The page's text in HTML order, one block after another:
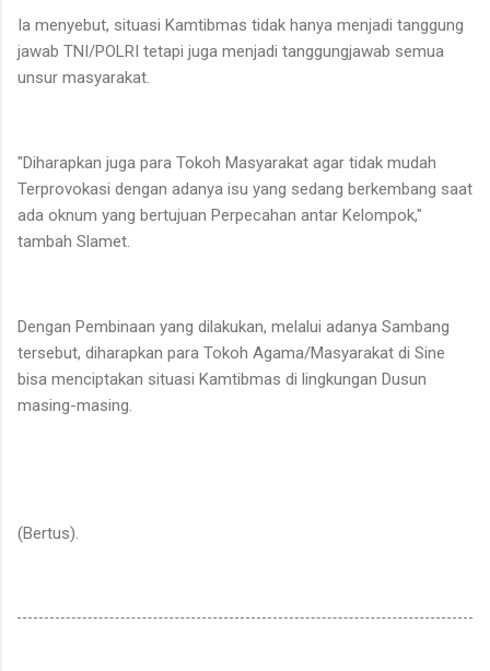
Ia menyebut, situasi Kamtibmas tidak hanya menjadi tanggung
jawab TNI/POLRI tetapi juga menjadi tanggungjawab semua
unsur masyarakat.
"Diharapkan juga para Tokoh Masyarakat agar tidak mudah
Terprovokasi dengan adanya isu yang sedang berkembang saat
ada oknum yang bertujuan Perpecahan antar Kelompok,"
tambah Slamet.
Dengan Pembinaan yang dilakukan, melalui adanya Sambang
tersebut, diharapkan para Tokoh Agama/Masyarakat di Sine
bisa menciptakan situasi Kamtibmas di lingkungan Dusun
masing-masing.
(Bertus).